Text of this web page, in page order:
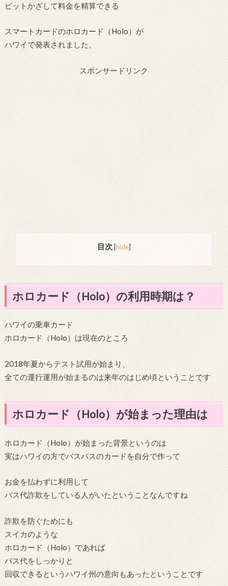
ピットかざして料金を精算できる
スマートカードのホロカード（Holo）が
ハワイで発表されました。
スポンサードリンク
目次 [hide]
ホロカード（Holo）の利用時期は？
ハワイの乗車カード
ホロカード（Holo）は現在のところ
2018年夏からテスト試用が始まり、
全ての運行運用が始まるのは来年のはじめ頃ということです
ホロカード（Holo）が始まった理由は
ホロカード（Holo）が始まった背景というのは
実はハワイの方でバスバスのカードを自分で作って
お金を払わずに利用して
バス代詐欺をしている人がいたということなんですね
詐欺を防ぐためにも
スイカのような
ホロカード（Holo）であれば
バス代をしっかりと
回収できるというハワイ州の意向もあったということです